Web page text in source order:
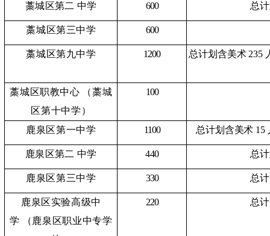
藁城区第二 中学 600 总
藁城区第三中学 600
藁城区第九中学 1200 总计划含美术235
藁城区职教中心
（藁城
区第十中学）
100
鹿泉区第一中学 1100 总计划含美术 15
鹿泉区第二 中学 440 总
鹿泉区第三中学 330 总
鹿泉区实验高级中
学
（鹿泉区职业中专学
220 总